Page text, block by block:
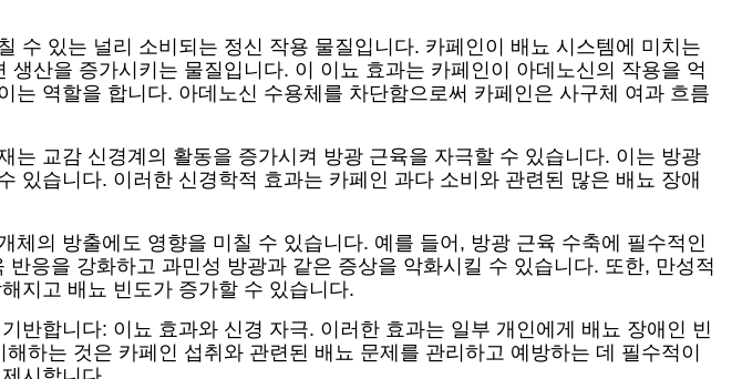
수 있는 널리 소비되는 정신 작용 물질입니다. 카페인이 배뇨 시스템에 미치는
생산을 증가시키는 물질입니다. 이 이뇨 효과는 카페인이 아데노신의 작용을 억
역할을 합니다. 아데노신 수용체를 차단함으로써 카페인은 사구체 여과 흐름
교감 신경계의 활동을 증가시켜 방광 근육을 자극할 수 있습니다. 이는 방광
있습니다. 이러한 신경학적 효과는 카페인 과다 소비와 관련된 많은 배뇨 장애
의 방출에도 영향을 미칠 수 있습니다. 예를 들어, 방광 근육 수축에 필수적인
응을 강화하고 과민성 방광과 같은 증상을 악화시킬 수 있습니다. 또한, 만성적
지고 배뇨 빈도가 증가할 수 있습니다.
반합니다: 이뇨 효과와 신경 자극. 이러한 효과는 일부 개인에게 배뇨 장애인 빈
하는 것은 카페인 섭취와 관련된 배뇨 문제를 관리하고 예방하는 데 필수적이